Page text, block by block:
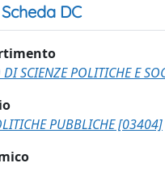
Scheda DC
SCIENZE POLITICHE E
PUBBLICHE [03404]